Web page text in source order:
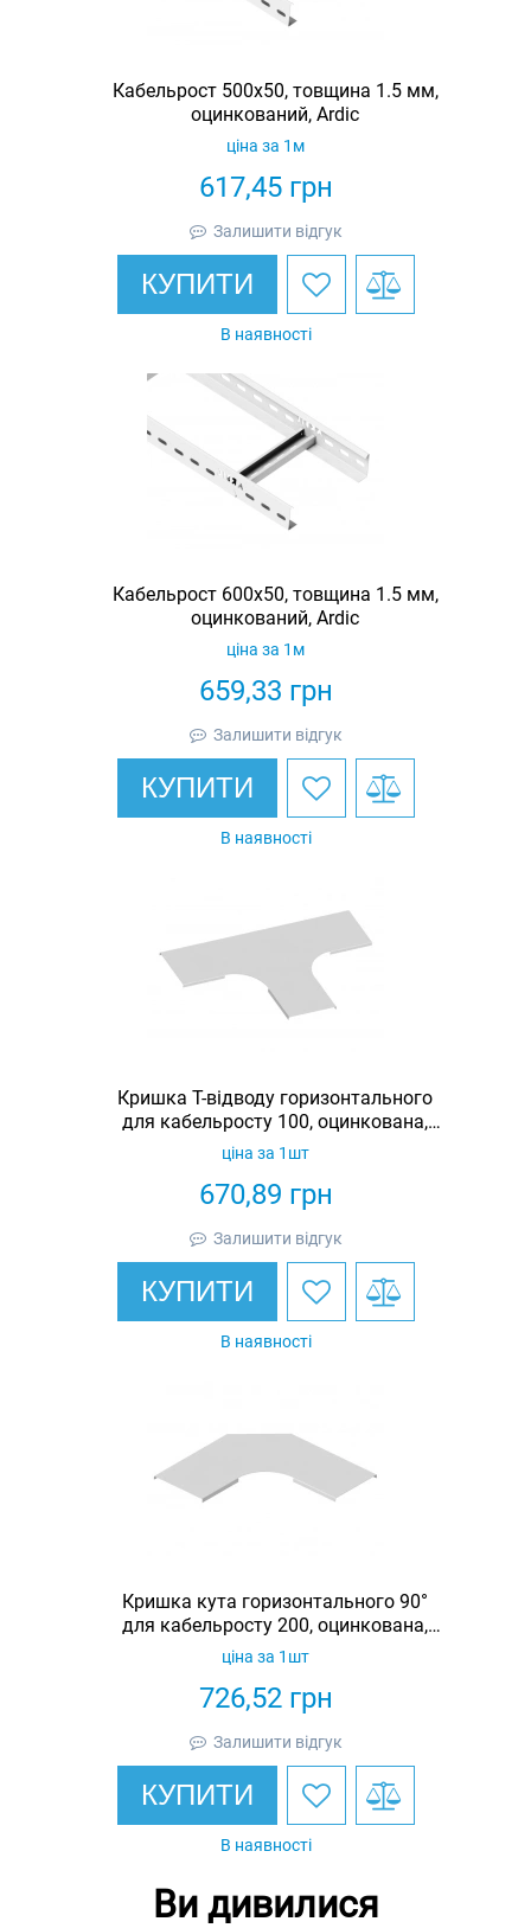
Кабельрост 500х50, товщина 1.5 мм,
оцинкований, Ardic
617,45грн
ціна за 1м
Залишити відгук
КУПИТИ
В наявності
Кабельрост 600х50, товщина 1.5 мм,
оцинкований, Ardic
659,33 грн
ціна за 1м
Залишити відгук
КУПИТИ
В наявності
Кришка Т-відводу горизонтального
для кабельросту 100, оцинкована,
Ardic
670,89 грн
ціна за 1шт
Залишити відгук
КУПИТИ
В наявності
Кришка кута горизонтального 90°
для кабельросту 200, оцинкована,
Ardic
726,52грн
ціна за 1шт
Залишити відгук
КУПИТИ
В наявності
Ви дивилися